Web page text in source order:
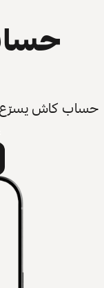
حساب كاش يسرّع